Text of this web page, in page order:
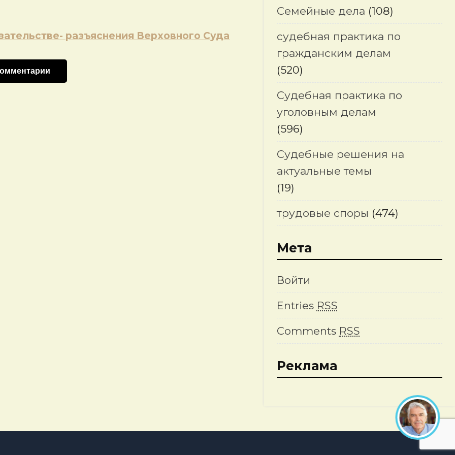
разъяснения Верховного Суда
Семейные дела (108)
судебная практика по
гражданским делам
(520)
Судебная практика по
уголовным делам
(596)
Судебные решения на
актуальные темы
(19)
трудовые споры (474)
Мета
Войти
Entries RSS
Comments RSS
Реклама